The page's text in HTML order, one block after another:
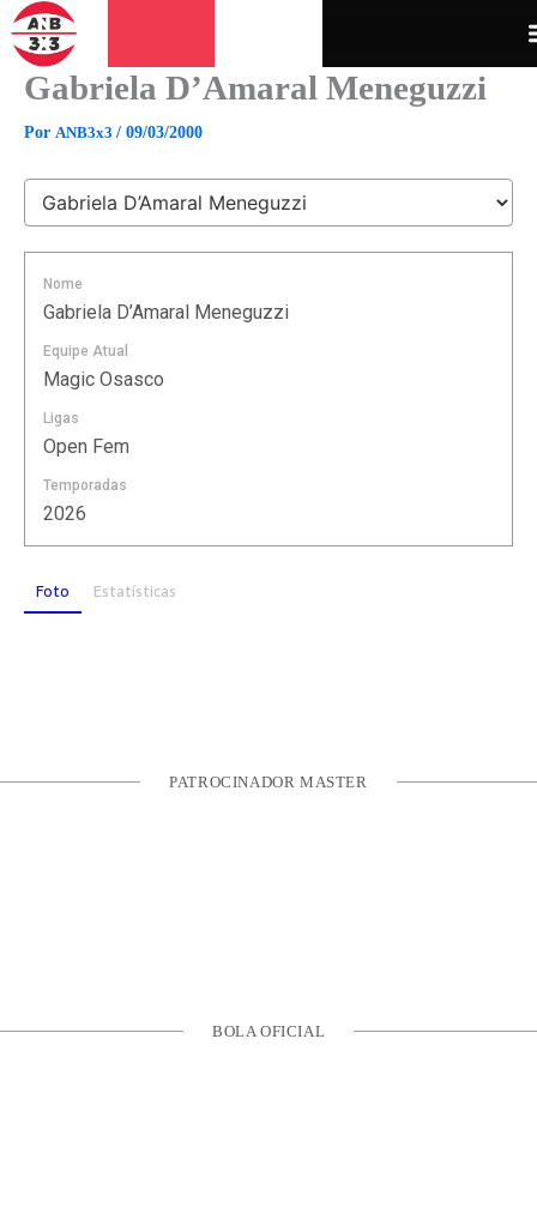
para
conteúdo
Gabriela D’Amaral Meneguzzi
Por ANB3x3 / 09/03/2000
Nome
Gabriela D’Amaral Meneguzzi
Equipe Atual
Magic Osasco
Ligas
Open Fem
Temporadas
2026
Foto Estatísticas
PATROCINADOR MASTER
BOLA OFICIAL